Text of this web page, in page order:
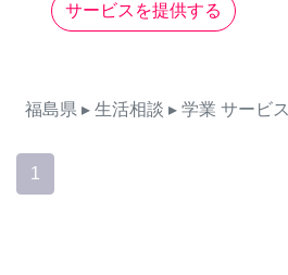
サービスを提供する
福島県 ▸ 生活相談 ▸ 学業 サービス
1